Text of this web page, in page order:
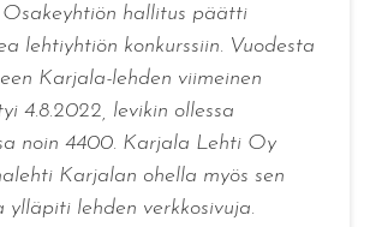
hallitus päätti
lehtiyhtiön konkurssiin. Vuodesta
Karjala-lehden viimeinen
4.8.2022, levikin ollessa
noin 4400. Karjala Lehti Oy
Karjalan ohella myös sen
ylläpiti lehden verkkosivuja.